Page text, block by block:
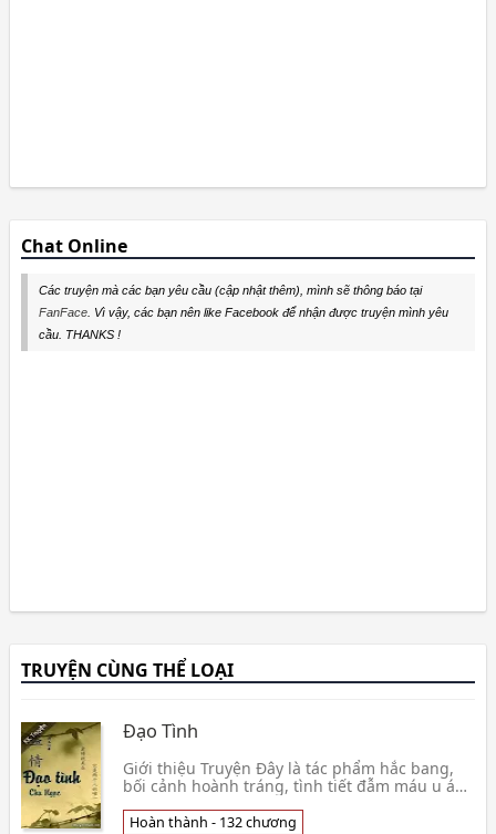
Chat Online
Các truyện mà các bạn yêu cầu (cập nhật thêm), mình sẽ thông báo tại
FanFace. Vì vậy, các bạn nên like Facebook để nhận được truyện mình yêu
cầu. THANKS !
TRUYỆN CÙNG THỂ LOẠI
Đạo Tình
Giới thiệu Truyện Đây là tác phẩm hắc bang,
bối cảnh hoành tráng, tình tiết đẫm máu u ám.
thì đừng👦 Chu Ngọc
Hoàn thành - 132 chương